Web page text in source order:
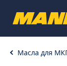
Масла для